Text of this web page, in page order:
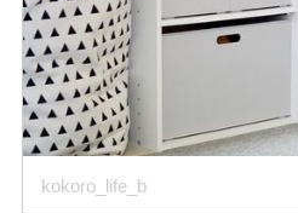
kokoro_life_b